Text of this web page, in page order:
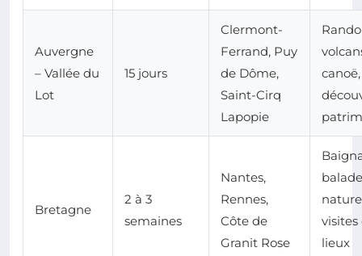
Auvergne
– Vallée du
Lot
15 jours
Clermont-
Ferrand, Puy
de Dôme,
Saint-Cirq
Lapopie
canoë,
Bretagne
2 à 3
semaines
Nantes,
Rennes,
Côte de
Granit Rose
visites
lieux